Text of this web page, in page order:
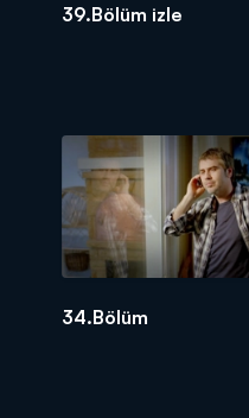
39.Bölüm izle
34.Bölüm